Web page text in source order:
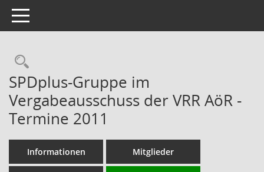
Toggle navigation
Rechercheauswahl
SPDplus-Gruppe im
Vergabeausschuss der VRR AöR -
Termine 2011
Informationen Mitglieder